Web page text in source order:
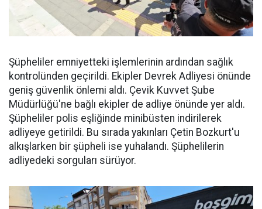
Şüpheliler emniyetteki işlemlerinin ardından sağlık
kontrolünden geçirildi. Ekipler Devrek Adliyesi önünde
geniş güvenlik önlemi aldı. Çevik Kuvvet Şube
Müdürlüğü'ne bağlı ekipler de adliye önünde yer aldı.
Şüpheliler polis eşliğinde minibüsten indirilerek
adliyeye getirildi. Bu sırada yakınları Çetin Bozkurt'u
alkışlarken bir şüpheli ise yuhalandı. Şüphelilerin
adliyedeki sorguları sürüyor.